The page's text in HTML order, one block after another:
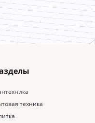
техника